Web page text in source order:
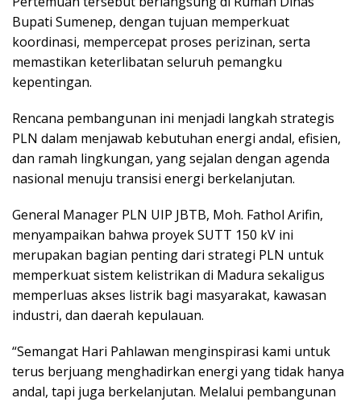
Bupati Sumenep, dengan tujuan memperkuat
koordinasi, mempercepat proses perizinan, serta
memastikan keterlibatan seluruh pemangku
kepentingan.
Rencana pembangunan ini menjadi langkah strategis
PLN dalam menjawab kebutuhan energi andal, efisien,
dan ramah lingkungan, yang sejalan dengan agenda
nasional menuju transisi energi berkelanjutan.
General Manager PLN UIP JBTB, Moh. Fathol Arifin,
menyampaikan bahwa proyek SUTT 150 kV ini
merupakan bagian penting dari strategi PLN untuk
memperkuat sistem kelistrikan di Madura sekaligus
memperluas akses listrik bagi masyarakat, kawasan
industri, dan daerah kepulauan.
“Semangat Hari Pahlawan menginspirasi kami untuk
terus berjuang menghadirkan energi yang tidak hanya
andal, tapi juga berkelanjutan. Melalui pembangunan